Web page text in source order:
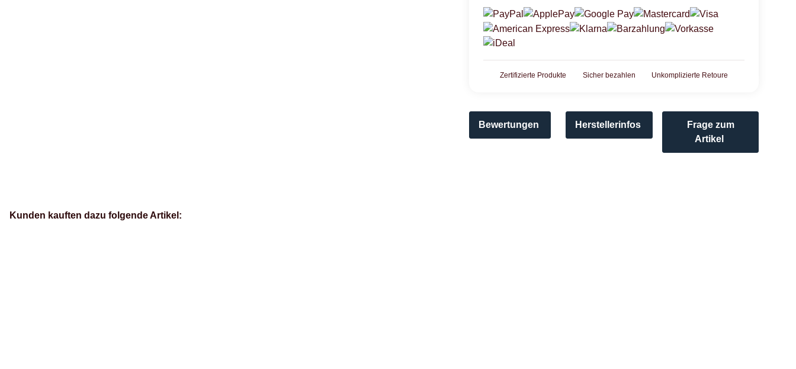
Zertifizierte Produkte Sicher bezahlen Unkomplizierte Retoure
Bewertungen Herstellerinfos
Frage zum
Artikel
Kunden kauften dazu folgende Artikel: